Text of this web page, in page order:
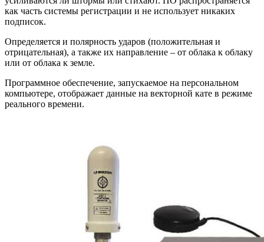
как часть системы регистрации и не использует никаких
подписок.
Определяется и полярность ударов (положительная и
отрицательная), а также их направление – от облака к облаку
или от облака к земле.
Программное обеспечение, запускаемое на персональном
компьютере, отображает данные на векторной кате в режиме
реального времени.